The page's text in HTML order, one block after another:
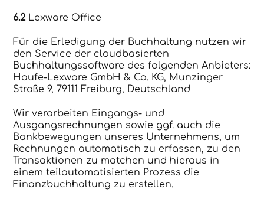
6.2 Lexware Office
Für die Erledigung der Buchhaltung nutzen wir
den Service der cloudbasierten
Buchhaltungssoftware des folgenden Anbieters:
Haufe-Lexware GmbH & Co. KG, Munzinger
Straße 9, 79111 Freiburg, Deutschland
Wir verarbeiten Eingangs- und
Ausgangsrechnungen sowie ggf. auch die
Bankbewegungen unseres Unternehmens, um
Rechnungen automatisch zu erfassen, zu den
Transaktionen zu matchen und hieraus in
einem teilautomatisierten Prozess die
Finanzbuchhaltung zu erstellen.